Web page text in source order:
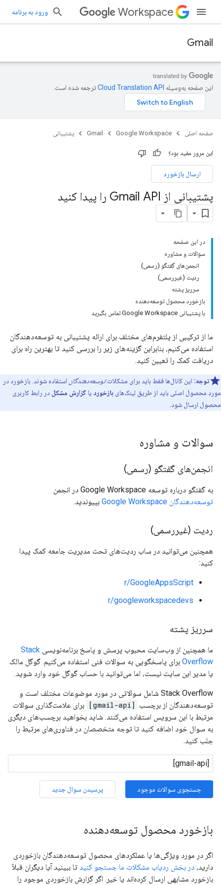
Workspace ورود به برنامه
Gmail
این صفحه به‌وسیله ترجمه شده است.
صفحه اصلی Google Workspace
Gmail پشتیبانی
این مرور مفید بود؟
ارسال بازخورد
پشتیبانی از Gmail API را پیدا کنید
در این صفحه
سوالات و مشاوره
انجمن‌های گفتگو (رسمی)
ردیت (غیررسمی)
سرریز پشته
بازخورد محصول توسعه‌دهنده
با پشتیبانی Google Workspace تماس بگیرید
ما از ترکیبی از پلتفرم‌های مختلف برای ارائه پشتیبانی به توسعه‌دهندگان
استفاده می‌کنیم، بنابراین گزینه‌های زیر را بررسی کنید تا بهترین راه برای
دریافت کمک را تعیین کنید.
توجه: این کانال‌ها فقط باید برای مشکلاتتوسعه‌دهندگان
استفاده شوند. بازخورد در
مورد محصول اصلی باید از طریق لینک‌های بازخورد یا گزارش مشکل در رابط کاربری
محصول ارسال شود.
سوالات و مشاوره
انجمن‌های گفتگو (رسمی)
به گفتگو درباره توسعه Google Workspace در انجمن
توسعه‌دهندگان Google Workspace
بپیوندید.
ردیت (غیررسمی)
همچنین می‌توانید در ساب ردیت‌های تحت مدیریت جامعه کمک پیدا
کنید:
r/GoogleAppsScript
r/googleworkspacedevs
سرریز پشته
ما همچنین از وب‌سایت محبوب پرسش و پاسخ برنامه‌نویسی Stack
Overflow برای پاسخگویی به سوالات فنی استفاده می‌کنیم. گوگل مالک
یا مدیر این سایت نیست، اما می‌توانید با حساب گوگل خود وارد شوید.
Stack Overflow شامل سوالاتی در مورد موضوعات مختلف است و
توسعه‌دهندگان از برچسب [gmail-api]
برای علامت‌گذاری سوالات
مرتبط با این سرویس استفاده می‌کنند. شاید بخواهید برچسب‌های دیگری
به سوال خود اضافه کنید تا توجه متخصصان در فناوری‌های مرتبط را
جلب کنید.
جستجوی سوالات موجود پرسیدن سوال جدید
بازخورد محصول توسعه‌دهنده
اگر در مورد ویژگی‌ها یا عملکردهای محصول توسعه‌دهندگان بازخوردی
دارید، در بخش ردیاب مشکلات ما جستجو کنید تا ببینید آیا دیگران قبلاً
بازخورد مشابهی ارسال کرده‌اند یا خیر. اگر گزارش بازخوردی موجود را